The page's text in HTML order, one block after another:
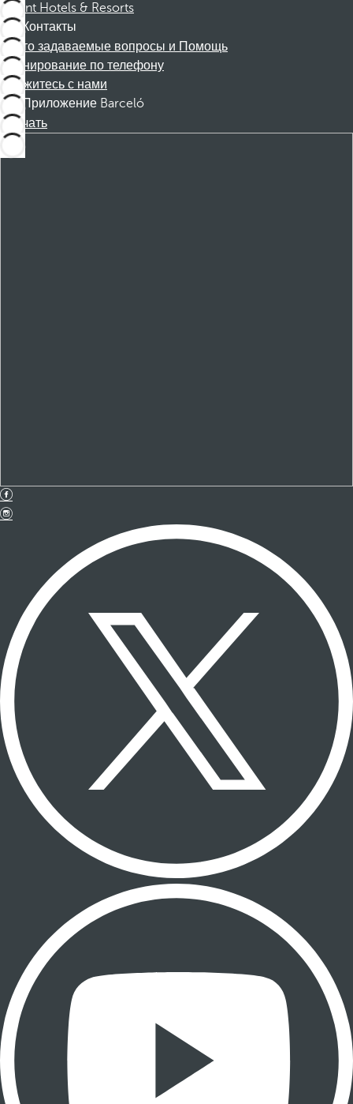
Dorint Hotels & Resorts
Контакты
Часто задаваемые вопросы и Помощь
Бронирование по телефону
Свяжитесь с нами
Приложение Barceló
Скачать